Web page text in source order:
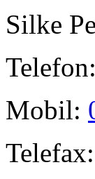
Silke
Telefon:
Mobil:
Telefax: